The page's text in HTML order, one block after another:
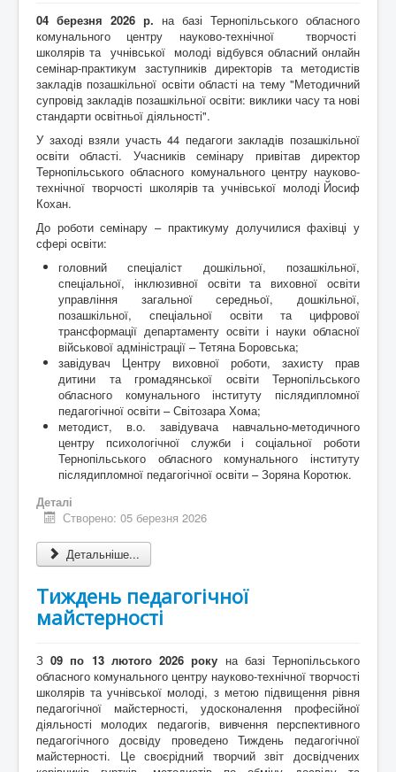
04 березня 2026 р. на базі Тернопільського обласного
комунального центру науково-технічної творчості
школярів та учнівської молоді відбувся обласний онлайн
семінар-практикум заступників директорів та методистів
закладів позашкільної освіти області на тему "Методичний
супровід закладів позашкільної освіти: виклики часу та нові
стандарти освітньої діяльності".
У заході взяли участь 44 педагоги закладів позашкільної
освіти області. Учасників семінару привітав директор
Тернопільського обласного комунального центру науково-
технічної творчості школярів та учнівської молоді Йосиф
Кохан.
До роботи семінару – практикуму долучилися фахівці у
сфері освіти:
головний спеціаліст дошкільної, позашкільної,
спеціальної, інклюзивної освіти та виховної освіти
управління загальної середньої, дошкільної,
позашкільної, спеціальної освіти та цифрової
трансформації департаменту освіти і науки обласної
військової адміністрації – Тетяна Боровська;
завідувач Центру виховної роботи, захисту прав
дитини та громадянської освіти Тернопільського
обласного комунального інституту післядипломної
педагогічної освіти – Світозара Хома;
методист, в.о. завідувача навчально-методичного
центру психологічної служби і соціальної роботи
Тернопільського обласного комунального інституту
післядипломної педагогічної освіти – Зоряна Коротюк.
Деталі
Створено: 05 березня 2026
Детальніше...
Тиждень педагогічної
майстерності
З09 по 13 лютого 2026 року на базі Тернопільського
обласного комунального центру науково-технічної творчості
школярів та учнівської молоді, з метою підвищення рівня
педагогічної майстерності, удосконалення професійної
діяльності молодих педагогів, вивчення перспективного
педагогічного досвіду проведено Тиждень педагогічної
майстерності. Це своєрідний творчий звіт досвідчених